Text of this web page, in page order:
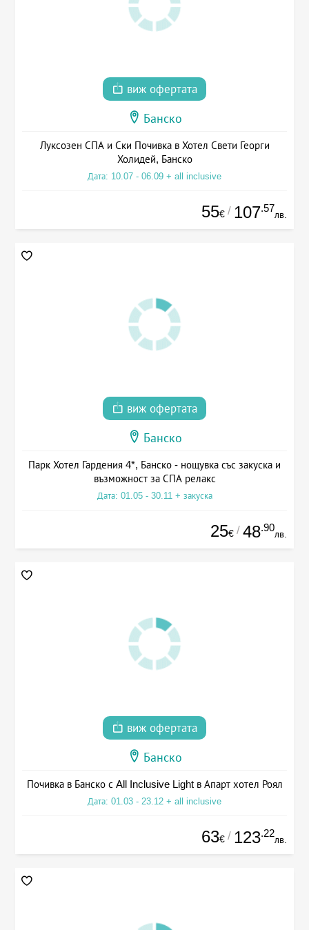
виж офертата
Банско
Луксозен СПА и Ски Почивка в Хотел Свети Георги
Холидей, Банско
Дата: 10.07 - 06.09 + all inclusive
55€ / 107.57
лв.
виж офертата
Банско
Парк Хотел Гардения 4*, Банско - нощувка със закуска и
възможност за СПА релакс
Дата: 01.05 - 30.11 + закуска
25€ / 48.90
лв.
виж офертата
Банско
Почивка в Банско с All Inclusive Light в Апарт хотел Роял
Дата: 01.03 - 23.12 + all inclusive
63€ / 123.22
лв.